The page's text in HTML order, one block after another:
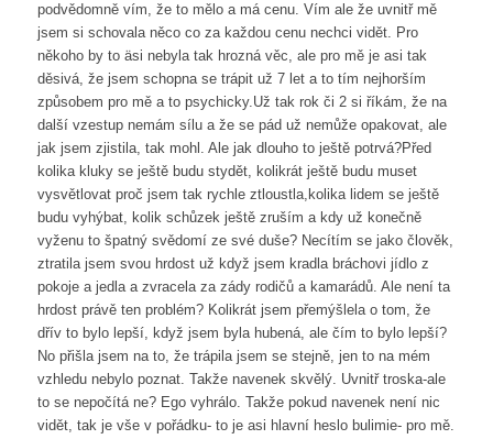
podvědomně vím, že to mělo a má cenu. Vím ale že uvnitř mě
jsem si schovala něco co za každou cenu nechci vidět. Pro
někoho by to äsi nebyla tak hrozná věc, ale pro mě je asi tak
děsivá, že jsem schopna se trápit už 7 let a to tím nejhorším
způsobem pro mě a to psychicky.Už tak rok či 2 si říkám, že na
další vzestup nemám sílu a že se pád už nemůže opakovat, ale
jak jsem zjistila, tak mohl. Ale jak dlouho to ještě potrvá?Před
kolika kluky se ještě budu stydět, kolikrát ještě budu muset
vysvětlovat proč jsem tak rychle ztloustla,kolika lidem se ještě
budu vyhýbat, kolik schůzek ještě zruším a kdy už konečně
vyženu to špatný svědomí ze své duše? Necítím se jako člověk,
ztratila jsem svou hrdost už když jsem kradla bráchovi jídlo z
pokoje a jedla a zvracela za zády rodičů a kamarádů. Ale není ta
hrdost právě ten problém? Kolikrát jsem přemýšlela o tom, že
dřív to bylo lepší, když jsem byla hubená, ale čím to bylo lepší?
No přišla jsem na to, že trápila jsem se stejně, jen to na mém
vzhledu nebylo poznat. Takže navenek skvělý. Uvnitř troska-ale
to se nepočítá ne? Ego vyhrálo. Takže pokud navenek není nic
vidět, tak je vše v pořádku- to je asi hlavní heslo bulimie- pro mě.